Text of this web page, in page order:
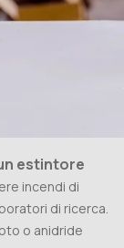
estintore
incendi di
di ricerca.
o anidride